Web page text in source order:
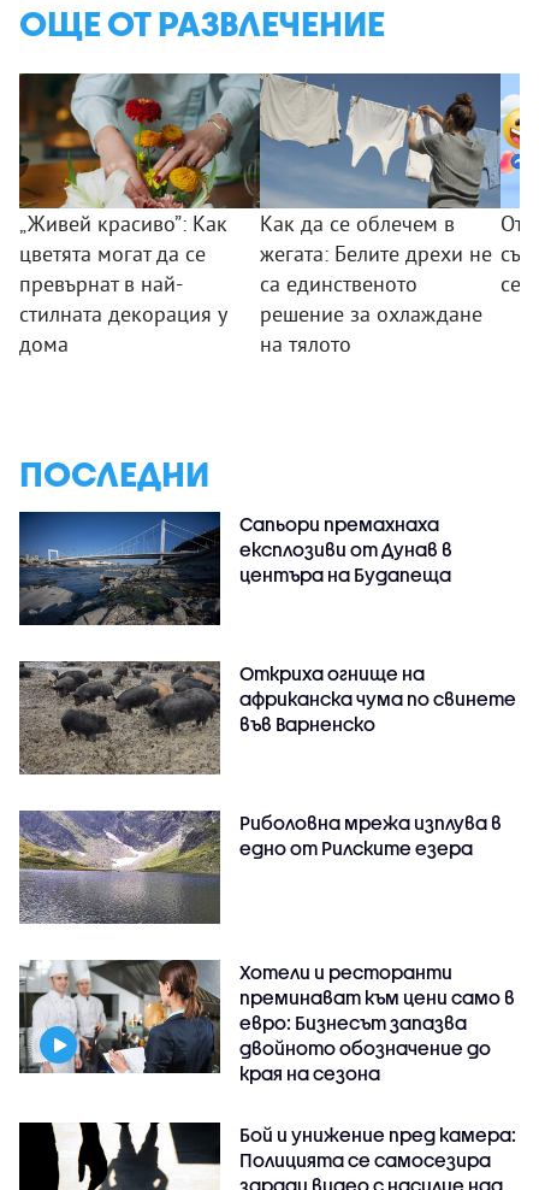
ОЩЕ ОТ РАЗВЛЕЧЕНИЕ
„Живей красиво”: Как
цветята могат да се
превърнат в най-
стилната декорация у
дома
Как да се облечем в
жегата: Белите дрехи не
са единственото
решение за охлаждане
на тялото
От
се
ПОСЛЕДНИ
Сапьори премахнаха
експлозиви от Дунав в
центъра на Будапеща
Откриха огнище на
африканска чума по свинете
във Варненско
Риболовна мрежа изплува в
едно от Рилските езера
Хотели и ресторанти
преминават към цени само в
евро: Бизнесът запазва
двойното обозначение до
края на сезона
Бой и унижение пред камера:
Полицията се самосезира
заради видео с насилие над